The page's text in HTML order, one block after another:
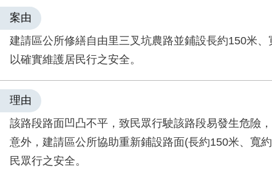
案由
建請區公所修繕自由里三叉坑農路並鋪設長約150米
以確實維護居民行之安全。
理由
該路段路面凹凸不平，致民眾行駛該路段易發生危險
意外，建請區公所協助重新鋪設路面(長約150米、寬
民眾行之安全。